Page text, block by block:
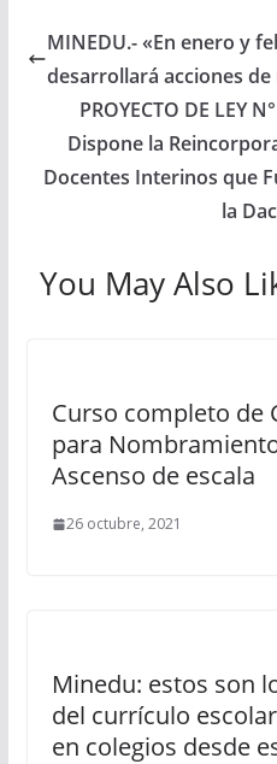
MINEDU.- «En enero y
desarrollará acciones de
PROYECTO DE LEY
Dispone la
Docentes Interinos que
la
You May Also
Curso completo de
para
Ascenso de escala
26 octubre, 2021
Minedu: estos son
del currículo
en colegios desde